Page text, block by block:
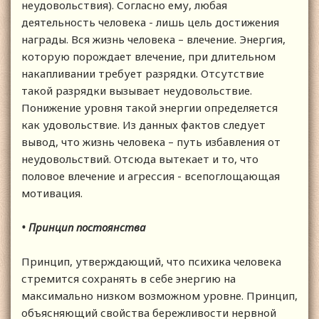
неудовольствия). Согласно ему, любая
деятельность человека - лишь цель достижения
награды. Вся жизнь человека – влечение. Энергия,
которую порождает влечение, при длительном
накапливании требует разрядки. Отсутствие
такой разрядки вызывает неудовольствие.
Понижение уровня такой энергии определяется
как удовольствие. Из данных фактов следует
вывод, что жизнь человека – путь избавления от
неудовольствий. Отсюда вытекает и то, что
половое влечение и агрессия - всепоглощающая
мотивация.
• Принцип постоянства
Принцип, утверждающий, что психика человека
стремится сохранять в себе энергию на
максимально низком возможном уровне. Принцип,
объясняющий свойства бережливости нервной